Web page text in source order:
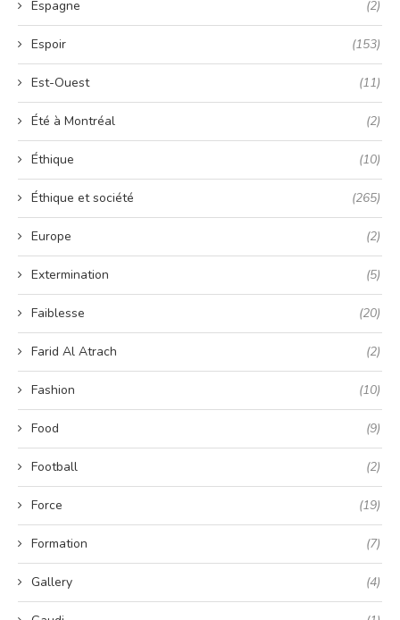
Espagne (2)
Espoir (153)
Est-Ouest (11)
Été à Montréal (2)
Éthique (10)
Éthique et société (265)
Europe (2)
Extermination (5)
Faiblesse (20)
Farid Al Atrach (2)
Fashion (10)
Food (9)
Football (2)
Force (19)
Formation (7)
Gallery (4)